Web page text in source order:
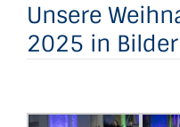
Unsere
2025 in